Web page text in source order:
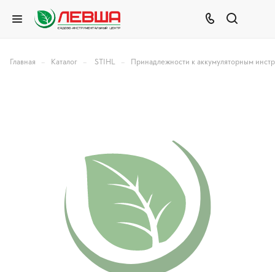
Главная – Каталог – STIHL – Принадлежности к аккумуляторным